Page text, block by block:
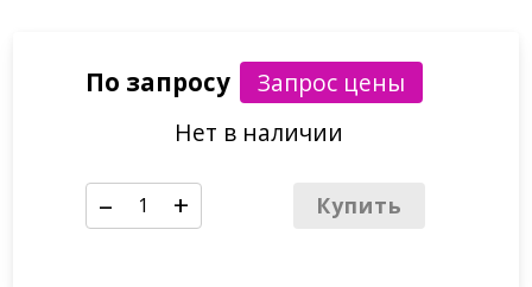
По запросу
Нет в наличии
– + Купить